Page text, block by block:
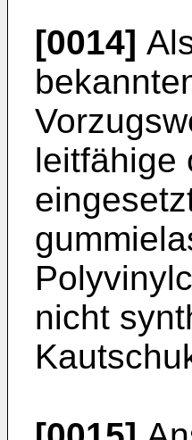
[0014]
leitfähige
nicht